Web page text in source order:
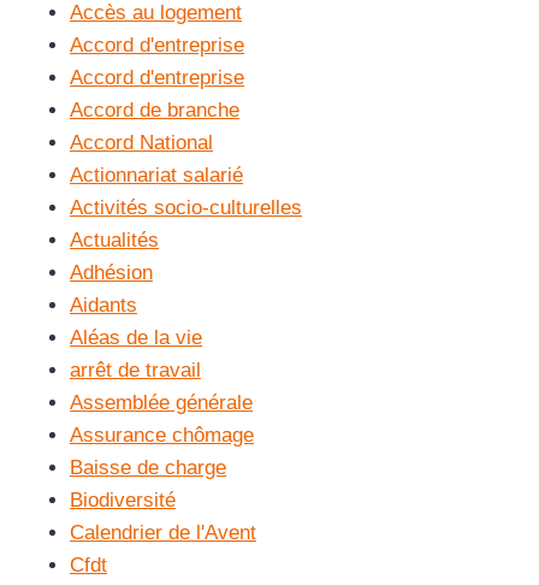
Accès au logement
Accord d'entreprise
Accord d'entreprise
Accord de branche
Accord National
Actionnariat salarié
Activités socio-culturelles
Actualités
Adhésion
Aidants
Aléas de la vie
arrêt de travail
Assemblée générale
Assurance chômage
Baisse de charge
Biodiversité
Calendrier de l'Avent
Cfdt